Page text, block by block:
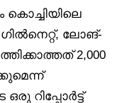
കൊച്ചിയിലെ
ലോങ്-
2,000
റിപ്പോർട്ട്